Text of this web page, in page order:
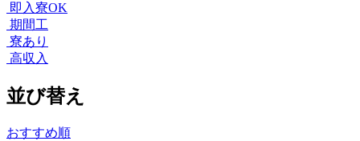
即入寮OK
期間工
寮あり
高収入
並び替え
おすすめ順